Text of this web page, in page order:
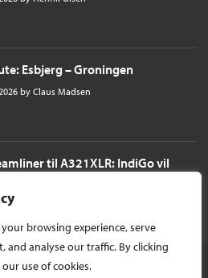
browsing experience, serve
and analyse our traffic. By clicking
use of cookies.
Esbjerg – Groningen
by Claus Madsen
til A321XLR: IndiGo vil
næsten 11 timer til
i et single aisle fly
2026 -InsideFlyer DK